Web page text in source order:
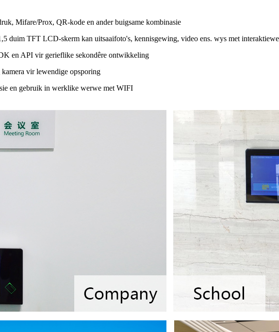
Mifare/Prox, QR-kode en ander buigsame kombinasie
duim TFT LCD-skerm kan uitsaaifoto's, kennisgewing, video ens. wys met
en API vir gerieflike sekondêre ontwikkeling
vir lewendige opsporing
en gebruik in werklike werwe met WIFI